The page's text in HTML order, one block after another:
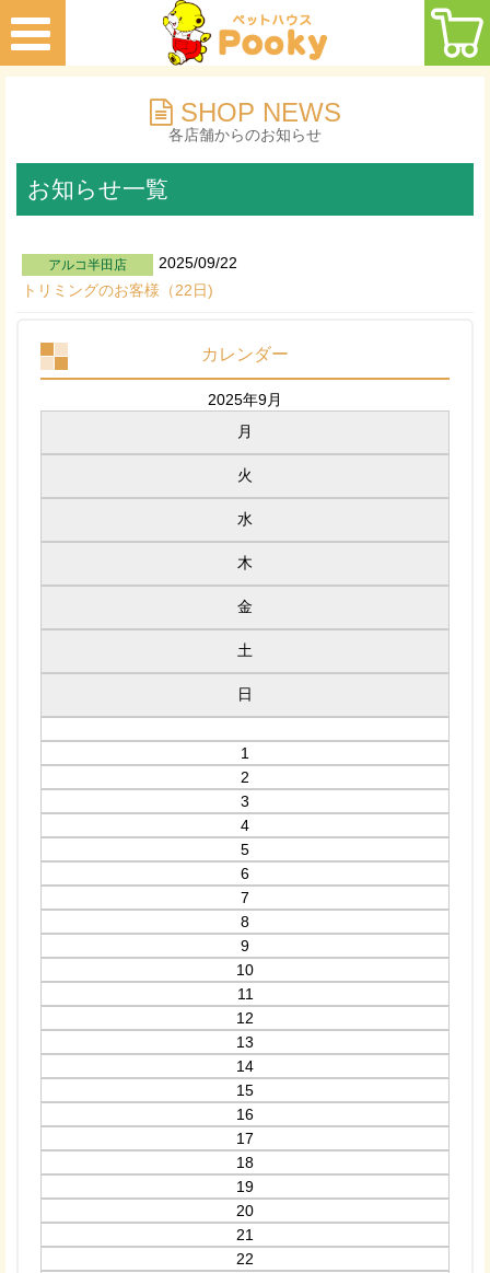
SHOP NEWS
各店舗からのお知らせ
お知らせ一覧
アルコ半田店
2025/09/22
トリミングのお客様（22日)
カレンダー
2025年9月
月
火
水
木
金
土
日
1
2
3
4
5
6
7
8
9
10
11
12
13
14
15
16
17
18
19
20
21
22